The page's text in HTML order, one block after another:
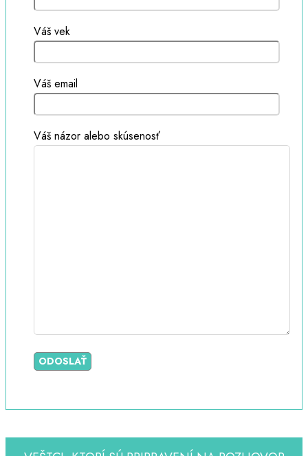
Váš vek
Váš email
Váš názor alebo skúsenosť